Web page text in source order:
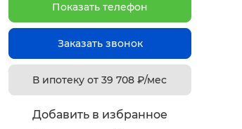
Показать телефон
Заказать звонок
В ипотеку от 39 708 ₽/мес
Добавить в избранное